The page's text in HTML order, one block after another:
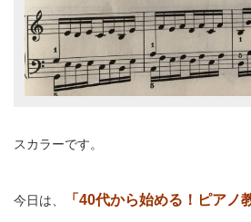
スカラーです。
今日は、
「40代から始める！ピアノ